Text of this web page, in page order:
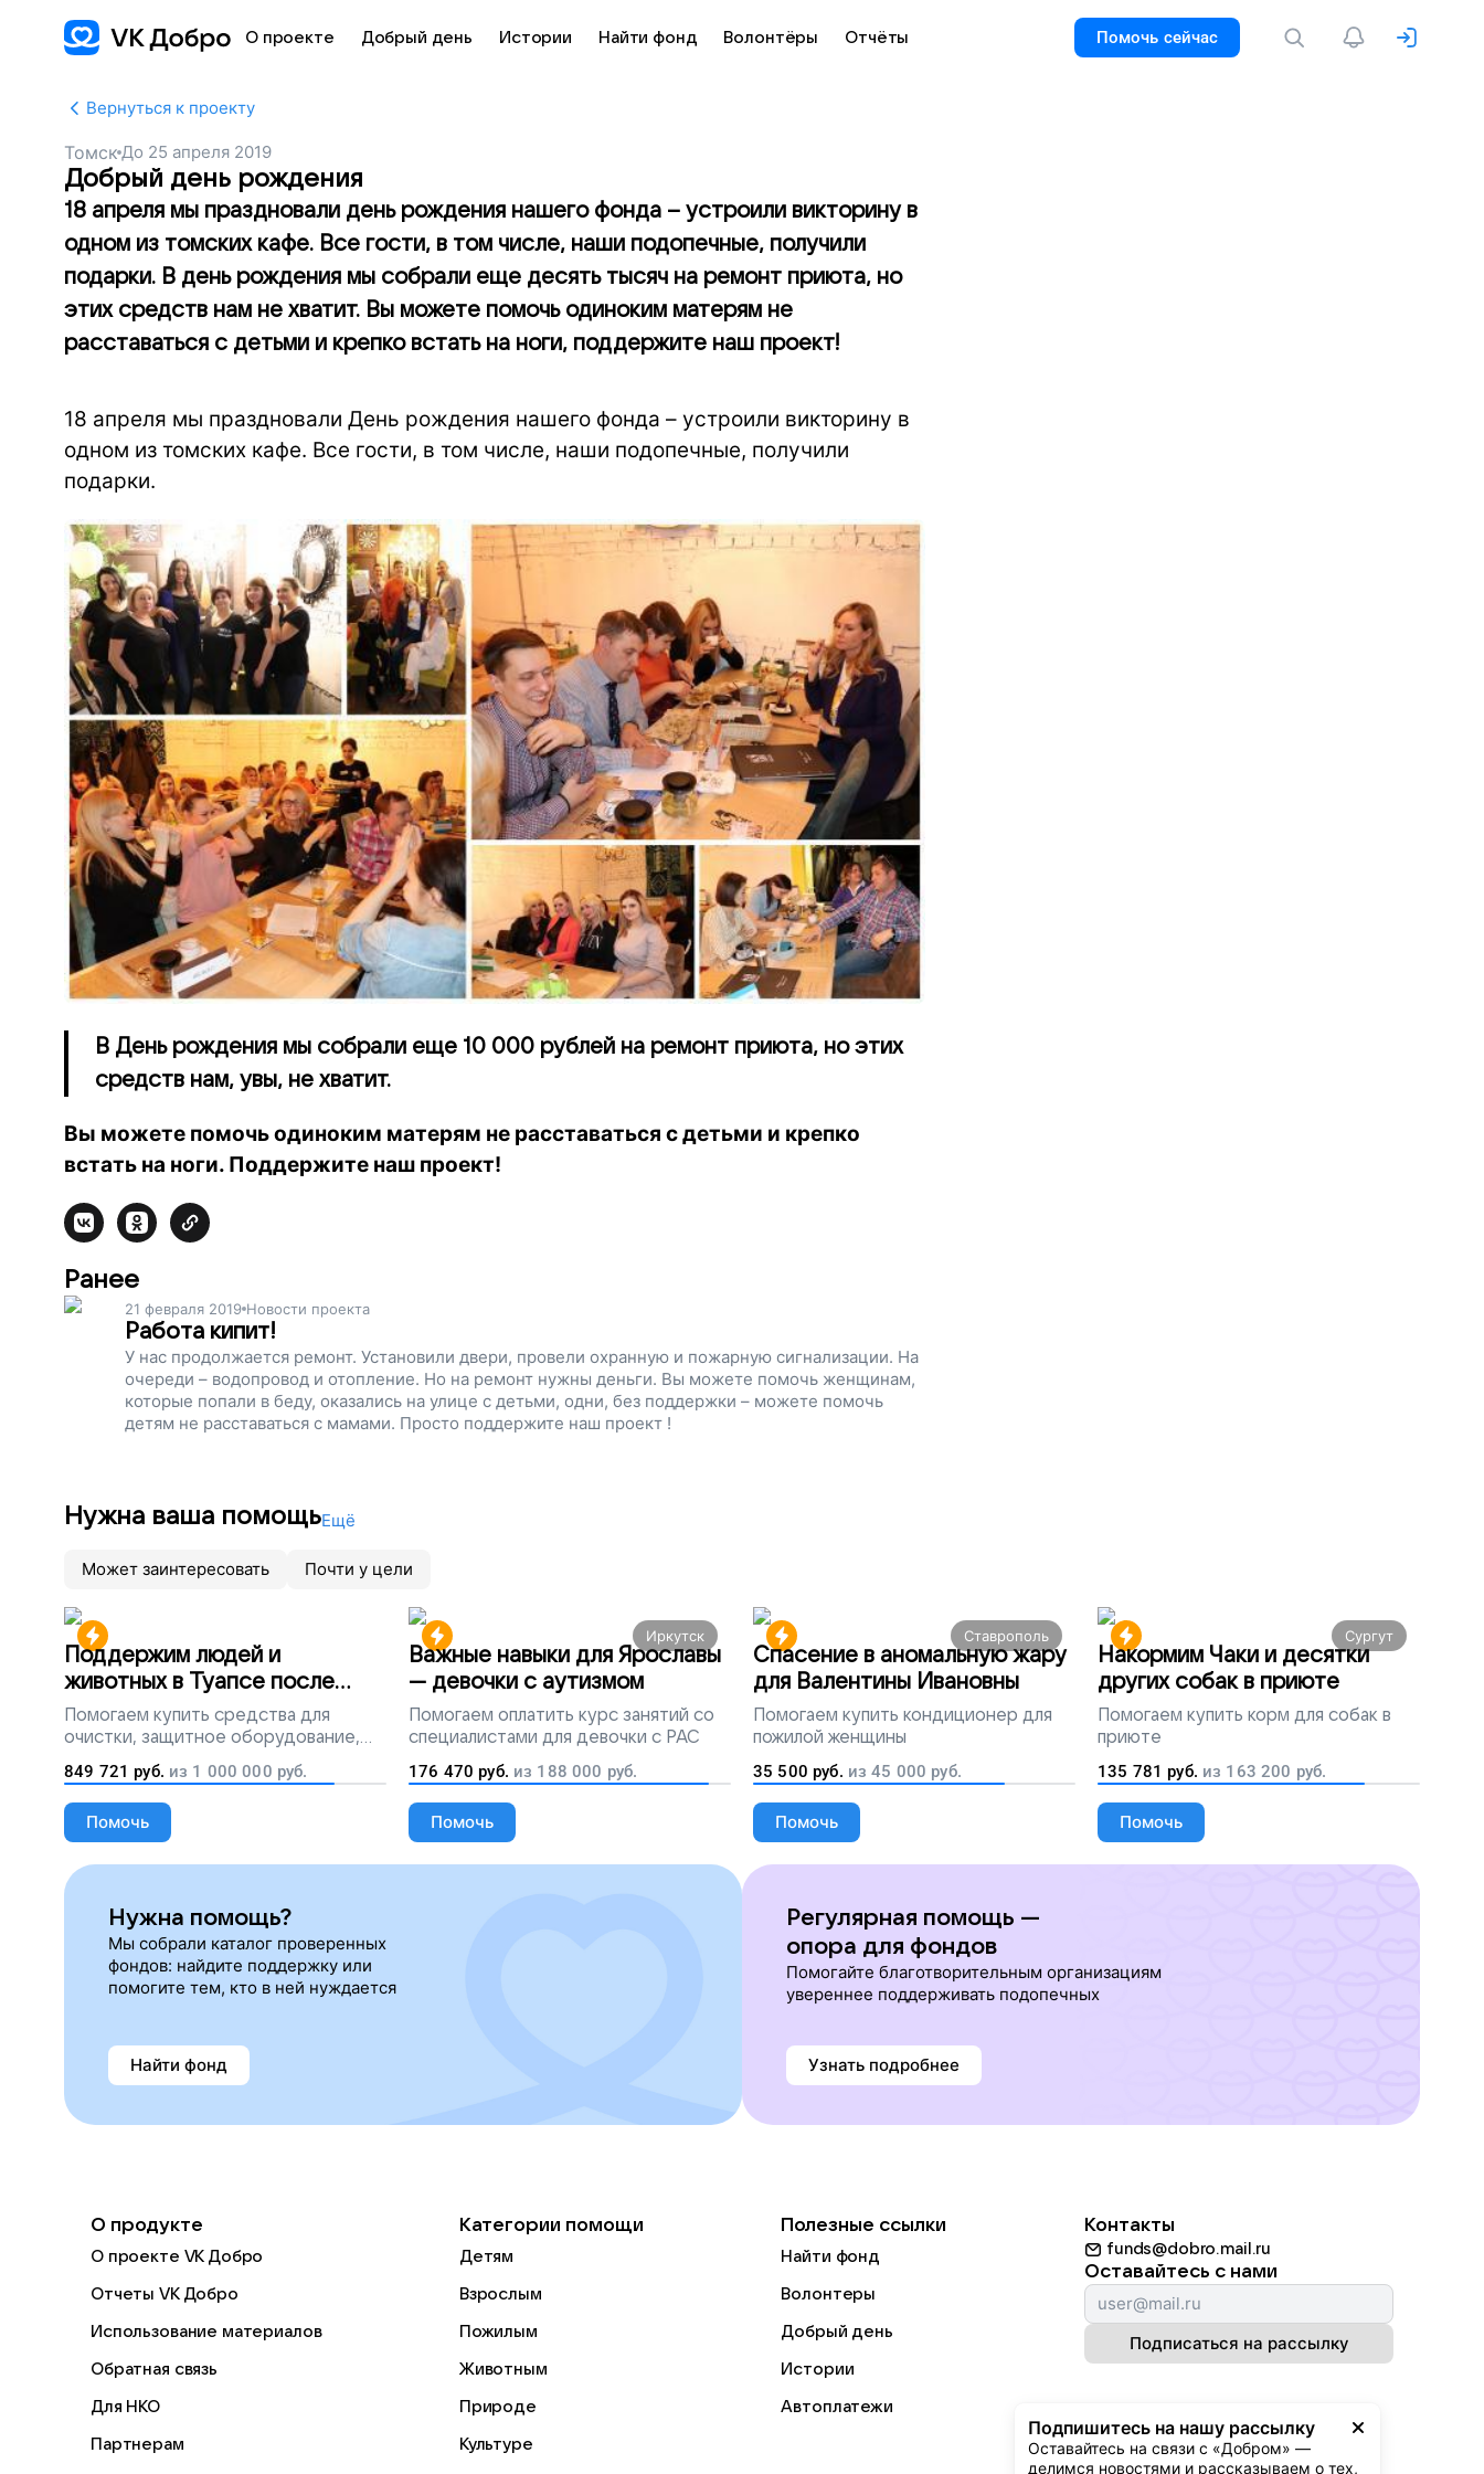
О проекте Добрый день Истории Найти фонд Волонтёры Отчёты Помочь сейчас
Вернуться к проекту
Томск До 25 апреля 2019
Добрый день рождения
18 апреля мы праздновали день рождения нашего фонда – устроили викторину в
одном из томских кафе. Все гости, в том числе, наши подопечные, получили
подарки. В день рождения мы собрали еще десять тысяч на ремонт приюта, но
этих средств нам не хватит. Вы можете помочь одиноким матерям не
расставаться с детьми и крепко встать на ноги, поддержите наш проект!
18 апреля мы праздновали День рождения нашего фонда – устроили викторину в
одном из томских кафе. Все гости, в том числе, наши подопечные, получили
подарки.
В День рождения мы собрали еще 10 000 рублей на ремонт приюта, но этих
средств нам, увы, не хватит.
Вы можете помочь одиноким матерям не расставаться с детьми и крепко
встать на ноги. Поддержите наш проект!
Ранее
21 февраля 2019 Новости проекта
Работа кипит!
У нас продолжается ремонт. Установили двери, провели охранную и пожарную сигнализации. На
очереди – водопровод и отопление. Но на ремонт нужны деньги. Вы можете помочь женщинам,
которые попали в беду, оказались на улице с детьми, одни, без поддержки – можете помочь
детям не расставаться с мамами. Просто поддержите наш проект !
Нужна ваша помощьЕщё
Может заинтересовать Почти у цели
Поддержим людей и
животных в Туапсе после
разлива мазута
Помогаем купить средства для
очистки, защитное оборудование,
лекарства, корм и предметы первой
необходимости
849 721 руб. из 1 000 000 руб.
Помочь
Иркутск
Важные навыки для Ярославы
— девочки с аутизмом
Помогаем оплатить курс занятий со
специалистами для девочки с РАС
176 470 руб. из 188 000 руб.
Помочь
Ставрополь
Спасение в аномальную жару
для Валентины Ивановны
Помогаем купить кондиционер для
пожилой женщины
35 500 руб. из45 000 руб.
Помочь
Сургут
Накормим Чаки и десятки
других собак в приюте
Помогаем купить корм для собак в
приюте
135 781 руб. из 163 200 руб.
Помочь
Нужна помощь?
Мы собрали каталог проверенных
фондов: найдите поддержку или
помогите тем, кто в ней нуждается
Найти фонд
Регулярная помощь —
опора для фондов
Помогайте благотворительным организациям
увереннее поддерживать подопечных
Узнать подробнее
Подпишитесь на нашу рассылку
Оставайтесь на связи с «Добром» —
делимся новостями и рассказываем о тех,
О продукте
О проекте VK Добро
Отчеты VK Добро
Использование материалов
Обратная связь
Для НКО
Партнерам
Категории помощи
Детям
Взрослым
Пожилым
Животным
Природе
Культуре
Полезные ссылки
Найти фонд
Волонтеры
Добрый день
Истории
Автоплатежи
Контакты
funds@dobro.mail.ru
Оставайтесь с нами
Подписаться на рассылку